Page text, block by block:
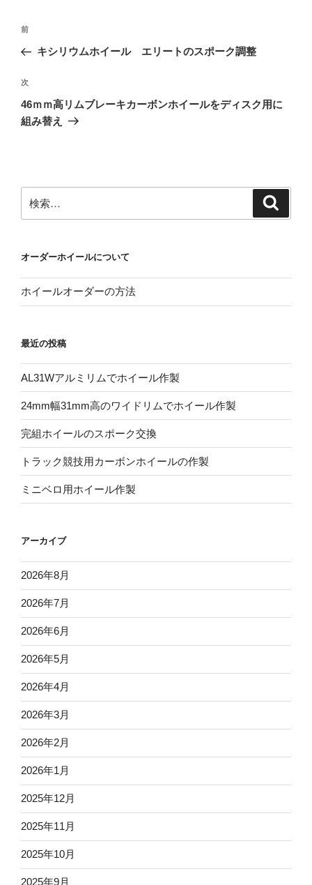
投
ナ
ビ
ゲ
ー
前
の
稿
前
キシリウムホイール エリートのスポーク調整
次
の
投
次
46ｍｍ高リムブレーキカーボンホイールをディスク用に
組み替え
索:
オーダーホイールについて
ホイールオーダーの方法
最近の投稿
AL31Wアルミリムでホイール作製
24mm幅31mm高のワイドリムでホイール作製
完組ホイールのスポーク交換
トラック競技用カーボンホイールの作製
ミニベロ用ホイール作製
アーカイブ
2026年8月
2026年7月
2026年6月
2026年5月
2026年4月
2026年3月
2026年2月
2026年1月
2025年12月
2025年11月
2025年10月
2025年9月